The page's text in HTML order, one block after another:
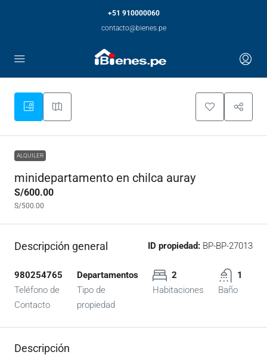
+51 910000060
contacto@bienes.pe
ALQUILER
minidepartamento en chilca auray
S/600.00
S/500.00
Descripción general ID propiedad: BP-BP-27013
980254765
Teléfono de
Contacto
Departamentos
Tipo de
propiedad
2
Habitaciones
1
Baño
Descripción